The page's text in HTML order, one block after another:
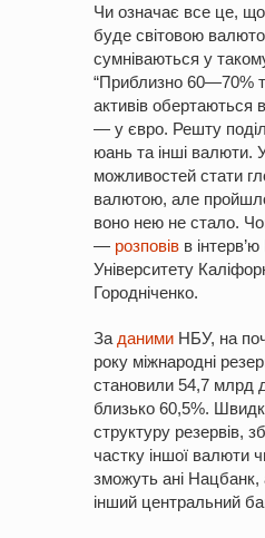
Чи означає все це,
буде світовою
сумніваються у
“Приблизно 60—70%
активів обертаються
— у євро. Решту
юань та інші валюти.
можливостей стати
валютою, але
воно нею не стало.
— розповів в
Університету
Городніченко.
За даними НБУ, на
року міжнародні
становили 54,7 млрд
близько 60,5%.
структуру резервів,
частку іншої валюти
зможуть ані Нацбанк,
інший центральний